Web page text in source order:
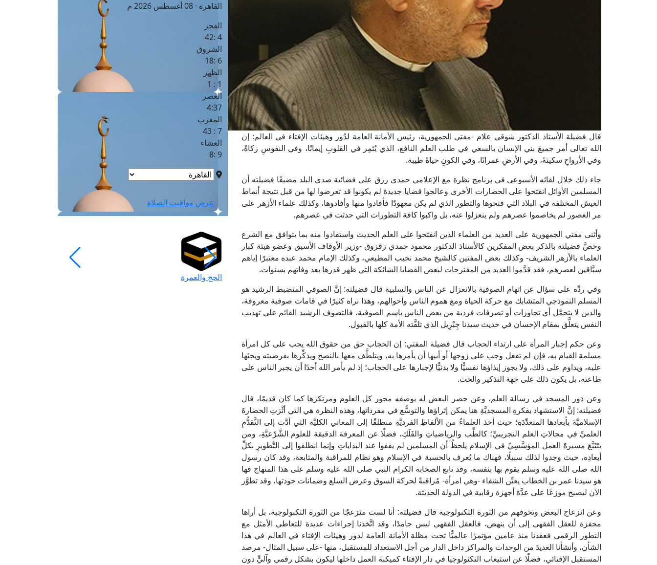
قال فضيلة الأستاذ الدكتور شوقي علام -مفتي الجمهورية، رئيس الأمانة العامة لدُور وهيئات الإفتاء في العالم: إن
الله تعالى أمر جميعَ بني الإنسان بالسعي في طلب العلم النافع، الذي يُثمِر في القلوبِ إيمانًا، وفي النفوسِ زكاةً،
وفي الأرواحِ سكينةً، وفي الأرضِ عمرانًا، وفي الكونِ حياةً طيبة.
جاء ذلك خلال لقائه الأسبوعي في برنامج نظرة مع الإعلامي حمدي رزق على فضائية صدى البلد مضيفًا فضيلته أن
المسلمين الأوائل انفتحوا على الحضارات الأخرى وعالجوا قضايا جديدة لم يكونوا قد تعرضوا لها من قبل نتيجة أنماط
العيش المختلفة في البلاد التي فتحوها والتطور الذي لم يكن معهودًا فأفادوا منها وأفادوها، وكذلك علماء الأزهر على
مر العصور لم يخاصموا عصرهم ولم ينعزلوا عنه، بل واكبوا كافة التطورات التي حدثت في عصرهم.
وأثنى مفتي الجمهورية على العديد من العلماء الذين انفتحوا على العلم الحديث واستفادوا منه بما يتوافق مع الشرع
وخصَّ فضيلته بالذكر بعض المفكرين كالأستاذ الدكتور محمود حمدي زقزوق -وزير الأوقاف الأسبق وعضو هيئة كبار
العلماء بالأزهر الشريف- وكذلك بعض المفتين كالشيخ محمد نجيب المطيعي، وكذلك الإمام محمد عبده معتبرًا إياهم
سبَّاقين لعصرهم، فقد قدَّموا العديد من المقترحات لبعض القضايا الشائكة التي ظهر قدرها بعد وفاتهم بسنوات.
وفي ردِّه على سؤال عن اتهام الصوفية بالانعزال عن الناس والسلبية قال فضيلته: إنَّ الصوفي المنضبط الرشيد هو
المسلم النموذجي المتشابك مع حركة الحياة ومع هموم الناس وأحوالهم، وهذا نراه كثيرًا في قامات صوفية معروفة،
والدين لا يتحمَّل أي تجاوزات أو تصرفات فردية من بعض الناس باسم الصوفية، فالتصوف الرشيد القائم على تهذيب
النفس يتعلَّق بمقام الإحسان في حديث سيدنا جِبْرِيل الذي تلقَّته الأمة كلها بالقبول.
وعن حكم إجبار المرأة على ارتداء الحجاب قال فضيلة المفتي: إن الحجاب حق من حقوق الله يجب على كل امرأة
مسلمة القيام به، فإن لم تفعل وجب على زوجها أو أبيها أن يأمرها به، ويتلطَّف معها بالنصح ويذكِّرها بفرضيته ويحثها
عليه، ويداوم على ذلك، ولا يجوز إيذاؤها نفسيًّا ولا بدنيًّا لإجبارها على الحجاب؛ إذ لم يأمر الله أحدًا أن يجبر الناس على
طاعته، بل يكون ذلك على جهة التذكير والحث.
وعن دَور المسجد في رسالة العلم، وعن حصر البعض له بوصفه محور كل العلوم ومرتكزها كما كان قديمًا، قال
فضيلته: إنَّ الاستشهاد بفكرةِ المسجديَّةِ هنا يمكن إثراؤها والتوسُّع في مفرداتها، وهذه النظرة هي التي أثْرَتِ الحضارةَ
الإسلاميَّةَ بأبعادها المتعدِّدَةِ؛ حيث أخذ العلماءُ من الألفاظِ الفرديَّةِ منطلقًا إلى المعاني الكليَّة التي أدَّت إلى التَّقدُّمِ
العلميِّ في مجالاتِ العلم التجريبيِّ؛ كالطِّب والرياضياتِ والفَلَكِ، فضلًا عن المعرفة الدقيقة للعلوم الشَّرْعيَّةِ، ومن
يتَتَبَّعَ مسيرةَ العمل المؤسَّسِيِّ في الإسلام يلحظُ أن المسلمين لم يقفوا عند البداياتِ وإنما انطلقوا إلى التَّطويرِ بكلِّ
أبعادِه، حيث وجدوا لذلك سبيلًا، فهناك ما يُعرف بالحسبة في الإسلام وهو نظام للمراقبة والمتابعة، وقد كان رسول
الله صلى الله عليه وسلم يقوم بها بنفسه، وقد تابع الصحابة الكرام النبي صلى الله عليه وسلم على هذا المنهاج فها
هو سيدنا عمر بن الخطاب يعيِّن الشفاء -وهي امرأة- مُراقبةً لحركة السوق وعرض السلع وضمانات جودتها، وقد تطوَّر
الآن ليصبح موزعًا على عدَّة أجهزة رقابية في الدولة الحديثة.
وعن انزعاج البعض وتخوفهم من الثورة التكنولوجية قال فضيلته: أنا لست منزعجًا من الثورة التكنولوجية، بل أراها
محفزة للعقل الفقهي إلى أن ينهض، فالعقل الفقهي ليس جامدًا، وقد اتَّخذنا إجراءات عديدة للتعاطي الأمثل مع
التطور الرقمي فعقدنا منذ عامين مؤتمرًا عالميًّا تحت مظلة الأمانة العامة لدور وهيئات الإفتاء في العالم في هذا
الشأن، وأنشأنا العديدَ من الوحدات والمراكز داخل الدار من أجل الاستعداد للمستقبل، منها -على سبيل المثال- مرصد
المستقبل الإفتائي، فضلًا عن استيعاب التكنولوجيا في دار الإفتاء كميكنة العمل داخلها ليكون بشكل رقمي وآليٍّ دون
القاهرة · 08 أغسطس 2026 م
الفجر
4 :42
الشروق
6 :18
الظهر
1 : 1
العصر
4:37
المغرب
7 : 43
العشاء
9 :8
عرض مواقيت الصلاة
الحج والعمرة